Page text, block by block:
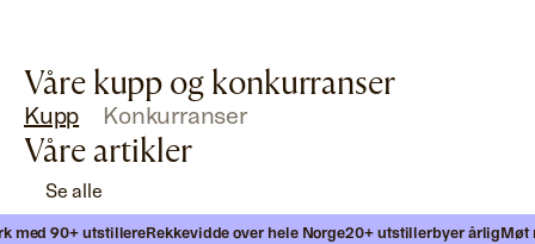
Våre kupp og konkurranser
Kupp Konkurranser
Våre artikler
Se alle
90+ utstillereRekkevidde over hele Norge20+ utstillerbyer årligMøt